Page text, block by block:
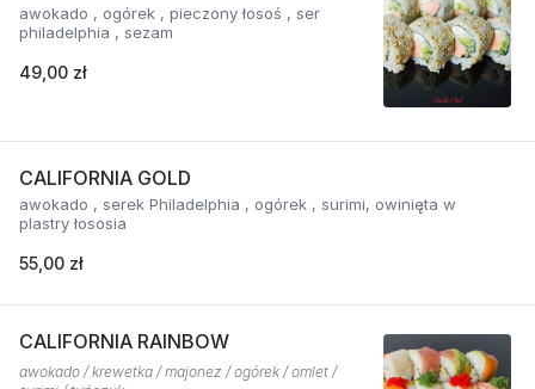
awokado , ogórek , pieczony łosoś , ser
philadelphia , sezam
49,00 zł
CALIFORNIA GOLD
awokado , serek Philadelphia , ogórek , surimi, owinięta w
plastry łososia
55,00 zł
CALIFORNIA RAINBOW
awokado / krewetka / majonez / ogórek / omlet /